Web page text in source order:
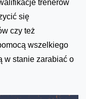
trenerów
się
czy też
wszelkiego
w stanie zarabiać o